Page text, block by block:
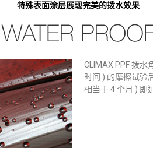
特殊表面涂层展现完美的拨水效果
CLIMAX PPF 拨水
时间 ) 的摩擦试验
相当于 4 个月 ) 即